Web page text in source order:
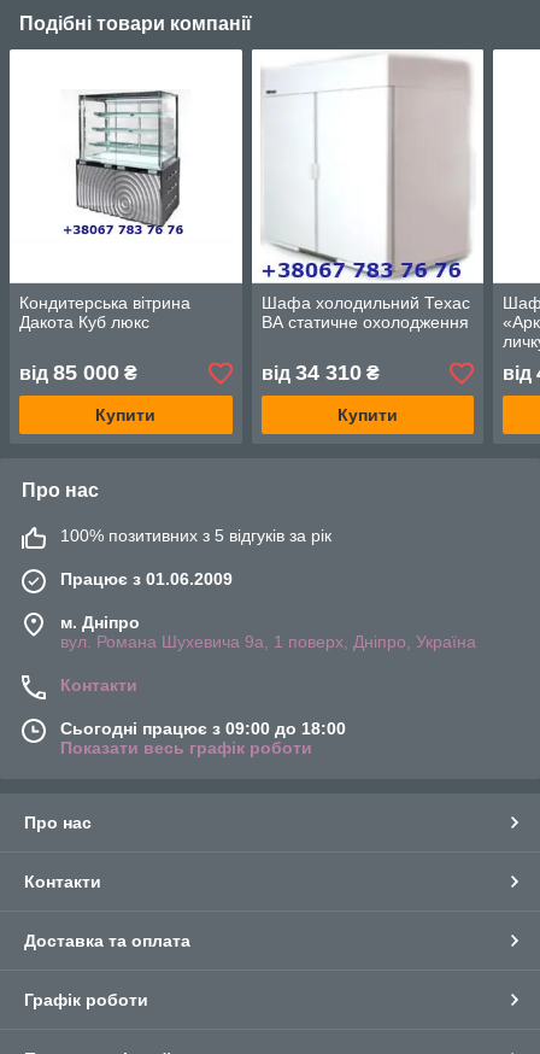
Подібні товари компанії
Кондитерська вітрина
Дакота Куб люкс
від 85 000 ₴
Купити
Шафа холодильний Техас
ВА статичне охолодження
від 34 310₴
Купити
від
Про нас
100% позитивних з 5 відгуків за рік
Працює з 01.06.2009
м. Дніпро
вул. Романа Шухевича 9а, 1 поверх, Дніпро, Україна
Контакти
Сьогодні працює з 09:00 до 18:00
Показати весь графік роботи
Про нас
Контакти
Доставка та оплата
Графік роботи